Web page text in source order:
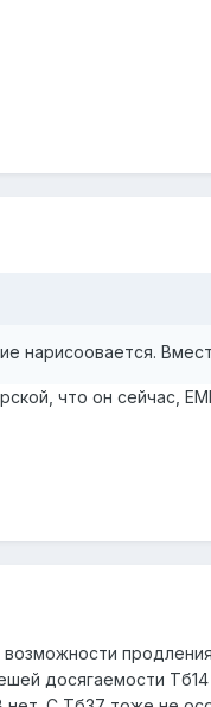
что он сейчас,
досягаемости